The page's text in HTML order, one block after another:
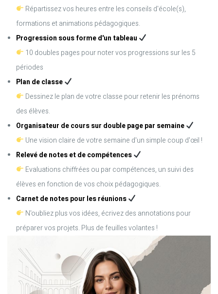
Répartissez vos heures entre les conseils d'école(s),
formations et animations pédagogiques.
Progression sous forme d'un tableau
10 doubles pages pour noter vos progressions sur les 5
périodes
Plan de classe
Dessinez le plan de votre classe pour retenir les prénoms
des élèves.
Organisateur de cours sur double page par semaine
Une vision claire de votre semaine d'un simple coup d'œil !
Relevé de notes et de compétences
Evaluations chiffrées ou par compétences, un suivi des
élèves en fonction de vos choix pédagogiques.
Carnet de notes pour les réunions
N'oubliez plus vos idées, écrivez des annotations pour
préparer vos projets. Plus de feuilles volantes !